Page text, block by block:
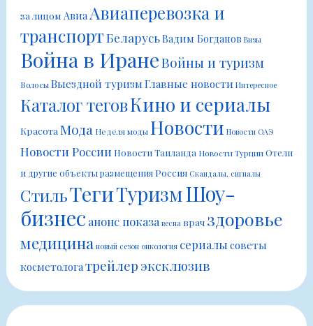
за лицом Авиа Авиаперевозка и
транспортБеларусьВадим Богданов Визы
Война в ИранеВойны и туризм
ВолосыВыездной туризмГлавные новости Интересное
Каталог теговКино и сериалы
Красота Мода Неделя моды Новости Новости ОАЭ
Новости России Новости Таиланда Новости ТурцииОтели
и другие объекты размещенияРоссия Скандалы, сигналы
СтильТегиТуризмШоу-
бизнес анонс показа весна врач здоровье
медицина новый сезон онкология сериалы советы
косметологатрейлер эксклюзив